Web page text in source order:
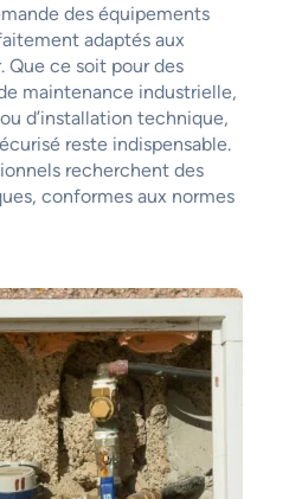
des équipements
adaptés aux
ce soit pour des
maintenance industrielle,
d’installation technique,
reste indispensable.
recherchent des
conformes aux normes